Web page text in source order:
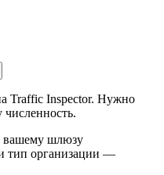
Traffic Inspector. Нужно
вашему шлюзу
тип организации —